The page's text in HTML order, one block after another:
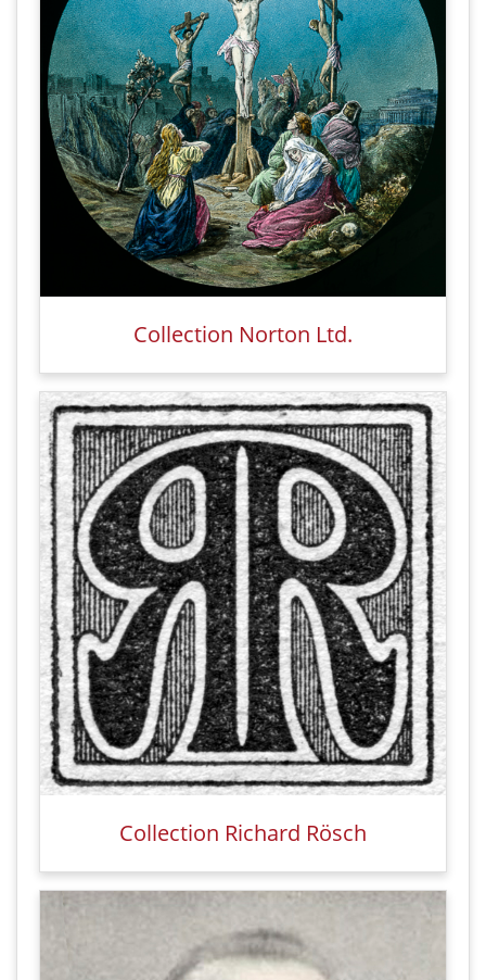
Collection Norton Ltd.
Collection Richard Rösch